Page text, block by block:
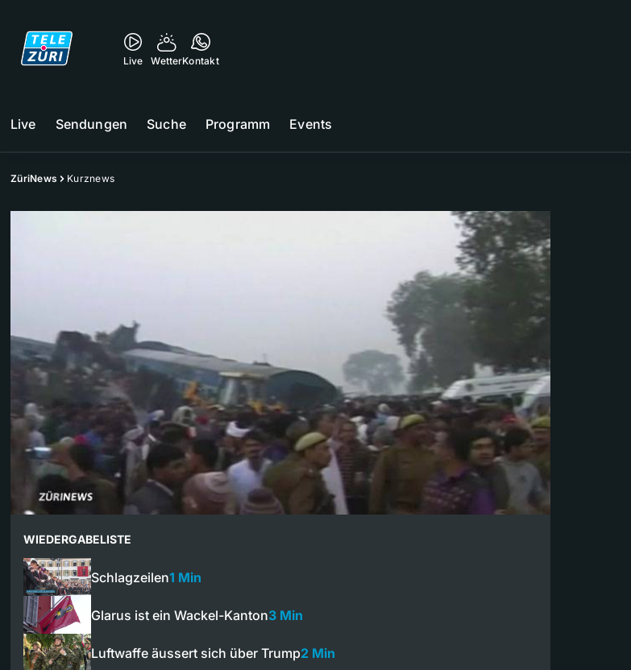
Live WetterKontakt
Live Sendungen Suche Programm Events
ZüriNews Kurznews
WIEDERGABELISTE
Schlagzeilen1 Min
Glarus ist ein Wackel-Kanton3 Min
Luftwaffe äussert sich über Trump2 Min